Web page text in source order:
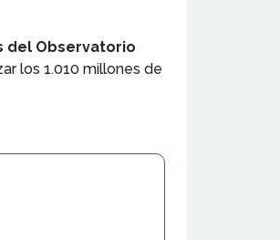
del Observatorio
los 1.010 millones de